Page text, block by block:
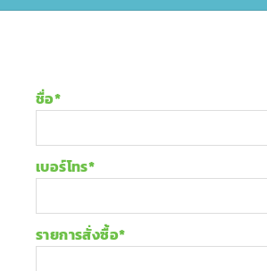
ชื่อ*
เบอร์โทร*
รายการสั่งซื้อ*